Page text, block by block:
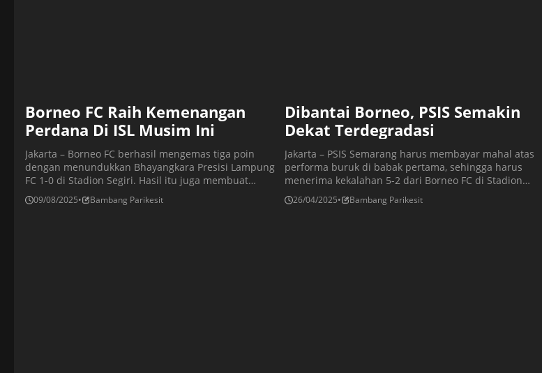
Borneo FC Raih Kemenangan
Perdana Di ISL Musim Ini
Jakarta – Borneo FC berhasil mengemas tiga poin
dengan menundukkan Bhayangkara Presisi Lampung
FC 1-0 di Stadion Segiri. Hasil itu juga membuat
Bhayangkara menjadi satu-satunya tim promosi yang
gagal mendapatkan poin. Dengan hasil ini, Borneo FC
09/08/2025• Bambang Parikesit
Dibantai Borneo, PSIS Semakin
Dekat Terdegradasi
Jakarta – PSIS Semarang harus membayar mahal atas
performa buruk di babak pertama, sehingga harus
menerima kekalahan 5-2 dari Borneo FC di Stadion
Jatidiri, kandangnya sendiri. Kekalahan tentunya tidak
menguntungkan bagi PSIS, karena mereka masih
26/04/2025• Bambang Parikesit